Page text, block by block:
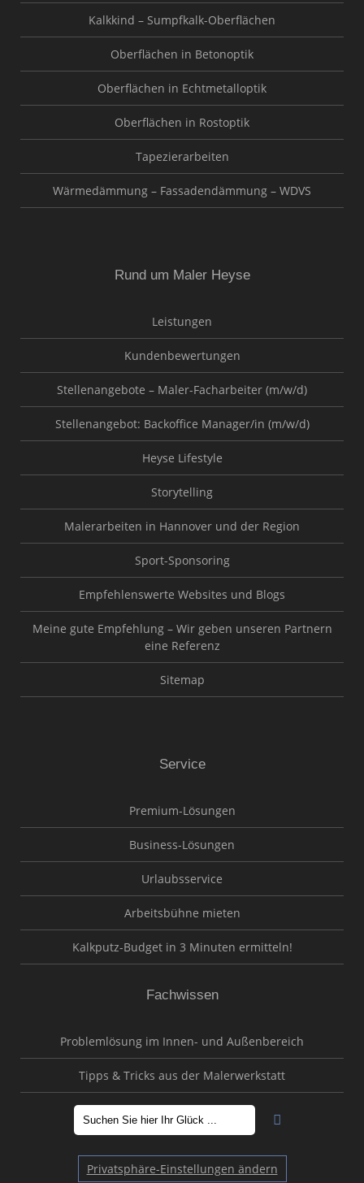
Kalkkind – Sumpfkalk-Oberflächen
Oberflächen in Betonoptik
Oberflächen in Echtmetalloptik
Oberflächen in Rostoptik
Tapezierarbeiten
Wärmedämmung – Fassadendämmung – WDVS
Rund um Maler Heyse
Leistungen
Kundenbewertungen
Stellenangebote – Maler-Facharbeiter (m/w/d)
Stellenangebot: Backoffice Manager/in (m/w/d)
Heyse Lifestyle
Storytelling
Malerarbeiten in Hannover und der Region
Sport-Sponsoring
Empfehlenswerte Websites und Blogs
Meine gute Empfehlung – Wir geben unseren Partnern
eine Referenz
Sitemap
Service
Premium-Lösungen
Business-Lösungen
Urlaubsservice
Arbeitsbühne mieten
Kalkputz-Budget in 3 Minuten ermitteln!
Fachwissen
Problemlösung im Innen- und Außenbereich
Tipps & Tricks aus der Malerwerkstatt
Privatsphäre-Einstellungen ändern